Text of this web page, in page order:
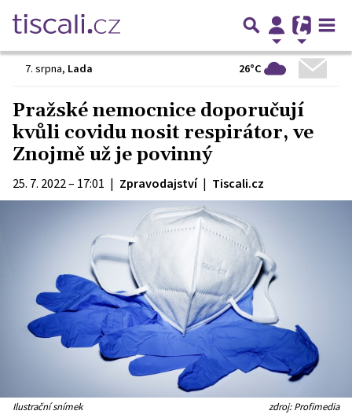
7. srpna, Lada 26°C
Pražské nemocnice doporučují
kvůli covidu nosit respirátor, ve
Znojmě už je povinný
25. 7. 2022 – 17:01 | Zpravodajství | Tiscali.cz
Ilustrační snímek zdroj: Profimedia